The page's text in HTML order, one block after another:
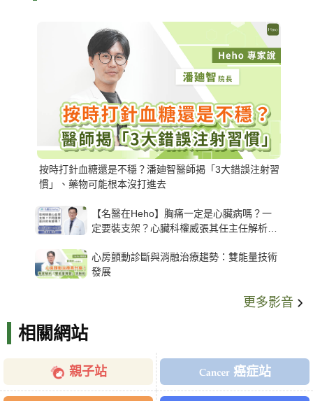
按時打針血糖還是不穩？潘廸智醫師揭「3大錯誤注射習
慣」、藥物可能根本沒打進去
【名醫在Heho】胸痛一定是心臟病嗎？一
定要裝支架？心臟科權威張其任主任解析支
心房顫動診斷與消融治療趨勢：雙能量技術
發展
更多影音
相關網站
親子站 癌症站